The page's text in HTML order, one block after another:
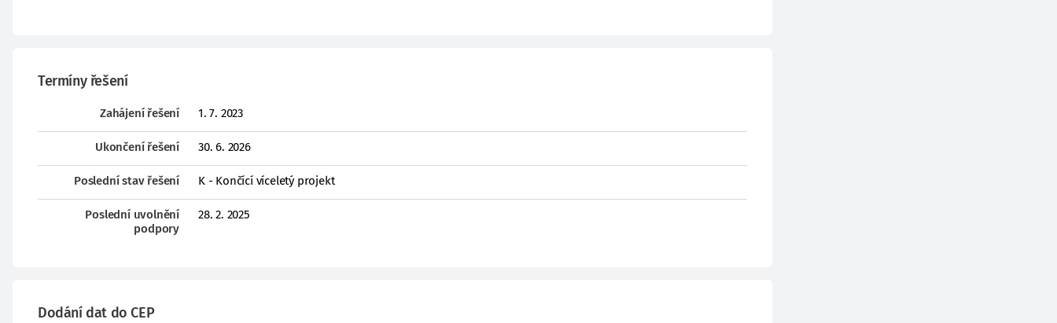
Termíny řešení
Zahájení řešení 1. 7. 2023
Ukončení řešení 30. 6. 2026
Poslední stav řešení K - Končící víceletý projekt
Poslední uvolnění
podpory
28. 2. 2025
Dodání dat do CEP